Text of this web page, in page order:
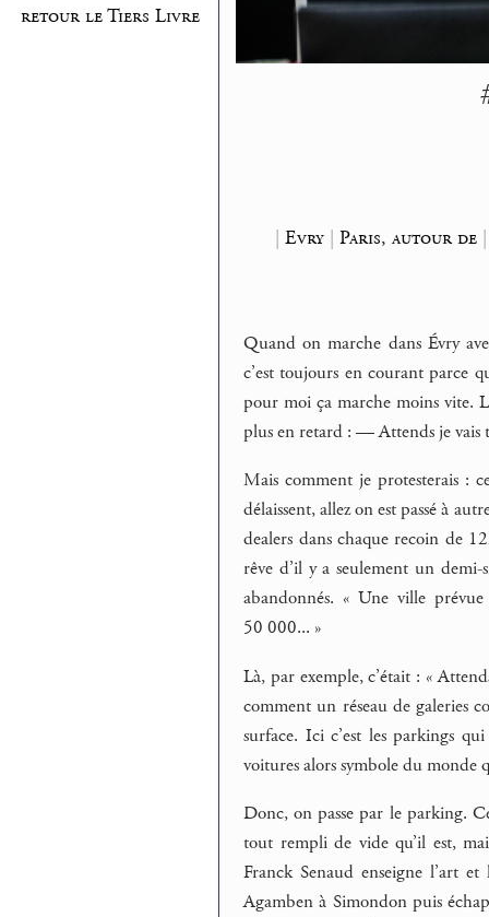
retour le Tiers Livre
| Evry| Paris, autour de
Quand on marche dans Évry
c’est toujours en courant parce
pour moi ça marche moins vite.
plus en retard : — Attends je
Mais comment je protesterais :
délaissent, allez on est passé à
dealers dans chaque recoin de
rêve d’il y a seulement un demi-
abandonnés. « Une ville
50 000... »
Là, par exemple, c’était : «
comment un réseau de galeries
surface. Ici c’est les parkings
voitures alors symbole du monde
Donc, on passe par le parking.
tout rempli de vide qu’il est,
Franck Senaud enseigne l’art
Agamben à Simondon puis